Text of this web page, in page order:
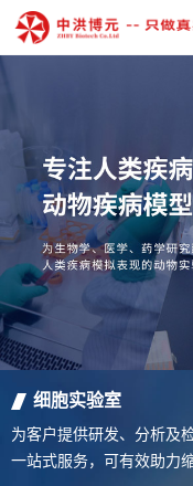
细胞实验室
为客户提供研发、分析及
一站式服务，可有效助力